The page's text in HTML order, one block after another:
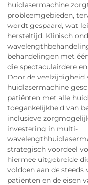
huidlasermachine
probleemgebieden,
wordt gespaard, wat
hersteltijd. Klinisch
behandelingen met
die spectaculairdere
Door de veelzijdigheid
huidlasermachine
patiënten met alle
toegankelijkheid van
inclusieve
investering in multi-
strategisch voordeel
hiermee uitgebreide
voldoen aan de steeds
patiënten en de eisen